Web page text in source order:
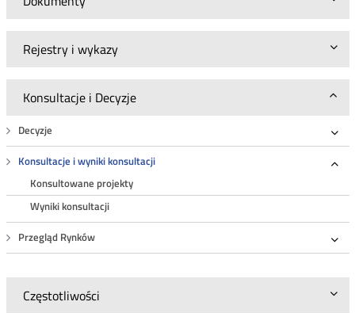
Rejestry i wykazy
Konsultacje i Decyzje
Decyzje
Konsultacje i wyniki konsultacji
Konsultowane projekty
Wyniki konsultacji
Przegląd Rynków
Częstotliwości